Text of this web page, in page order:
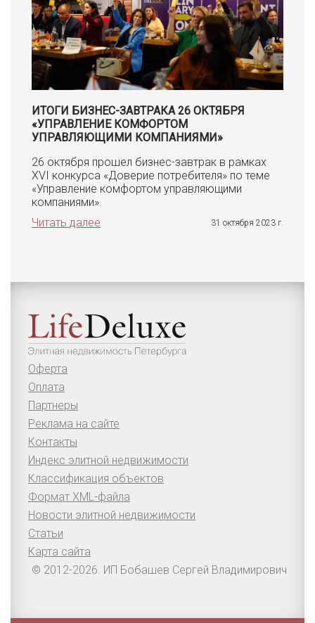
ИТОГИ БИЗНЕС-ЗАВТРАКА 26 ОКТЯБРЯ
«УПРАВЛЕНИЕ КОМФОРТОМ
УПРАВЛЯЮЩИМИ КОМПАНИЯМИ»
26 октября прошел бизнес-завтрак в рамках
XVI конкурса «Доверие потребителя» по теме
«Управление комфортом управляющими
компаниями».
Читать далее
31 октября 2023 г.
Оферта
Оплата
Партнеры
Реклама на сайте
Контакты
Индекс элитной недвижимости
Классификация объектов
Формат XML-файла
Новости элитной недвижимости
Статьи
Карта сайта
© 2012-2026. ИП Бобашев Сергей Владимирович